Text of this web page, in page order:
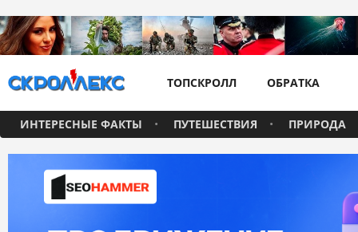
ТОПСКРОЛЛ ОБРАТКА
ИНТЕРЕСНЫЕ ФАКТЫ ПУТЕШЕСТВИЯ ПРИРОДА